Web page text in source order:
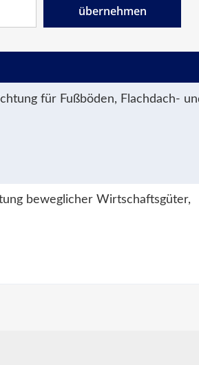
übernehmen
für Fußböden, Flachdach-
beweglicher Wirtschaftsgüter,